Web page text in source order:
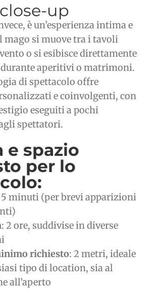
up
è un’esperienza intima e
si muove tra i tavoli
o si esibisce direttamente
aperitivi o matrimoni.
di spettacolo offre
e coinvolgenti, con
eseguiti a pochi
spettatori.
e spazio
per lo
5 minuti (per brevi apparizioni
: 2 ore, suddivise in diverse
richiesto: 2 metri, ideale
tipo di location, sia al
all’aperto